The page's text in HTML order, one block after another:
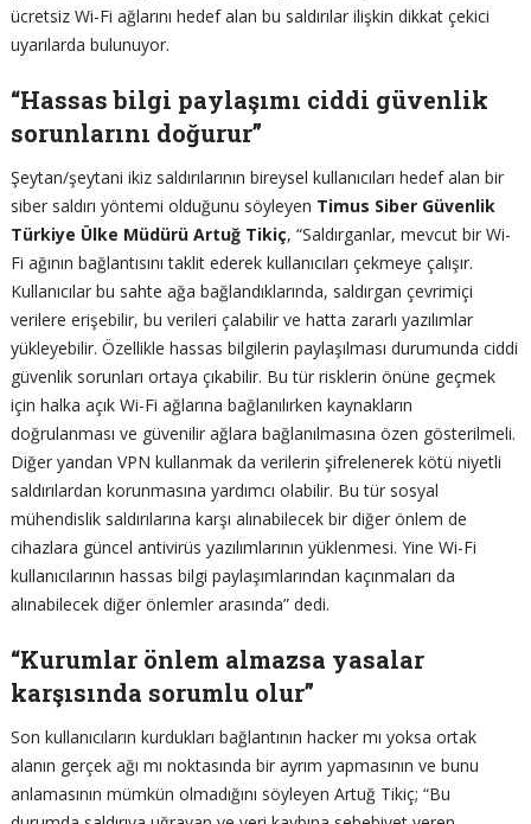
ücretsiz Wi-Fi ağlarını hedef alan bu saldırılar ilişkin dikkat çekici
uyarılarda bulunuyor.
“Hassas bilgi paylaşımı ciddi güvenlik
sorunlarını doğurur”
Şeytan/şeytani ikiz saldırılarının bireysel kullanıcıları hedef alan bir
siber saldırı yöntemi olduğunu söyleyen Timus Siber Güvenlik
Türkiye Ülke Müdürü Artuğ Tikiç, “Saldırganlar, mevcut bir Wi-
Fi ağının bağlantısını taklit ederek kullanıcıları çekmeye çalışır.
Kullanıcılar bu sahte ağa bağlandıklarında, saldırgan çevrimiçi
verilere erişebilir, bu verileri çalabilir ve hatta zararlı yazılımlar
yükleyebilir. Özellikle hassas bilgilerin paylaşılması durumunda ciddi
güvenlik sorunları ortaya çıkabilir. Bu tür risklerin önüne geçmek
için halka açık Wi-Fi ağlarına bağlanılırken kaynakların
doğrulanması ve güvenilir ağlara bağlanılmasına özen gösterilmeli.
Diğer yandan VPN kullanmak da verilerin şifrelenerek kötü niyetli
saldırılardan korunmasına yardımcı olabilir. Bu tür sosyal
mühendislik saldırılarına karşı alınabilecek bir diğer önlem de
cihazlara güncel antivirüs yazılımlarının yüklenmesi. Yine Wi-Fi
kullanıcılarının hassas bilgi paylaşımlarından kaçınmaları da
alınabilecek diğer önlemler arasında” dedi.
“Kurumlar önlem almazsa yasalar
karşısında sorumlu olur”
Son kullanıcıların kurdukları bağlantının hacker mı yoksa ortak
alanın gerçek ağı mı noktasında bir ayrım yapmasının ve bunu
anlamasının mümkün olmadığını söyleyen Artuğ Tikiç; “Bu